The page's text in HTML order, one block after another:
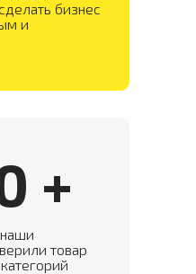
товар
+
бизнес
и